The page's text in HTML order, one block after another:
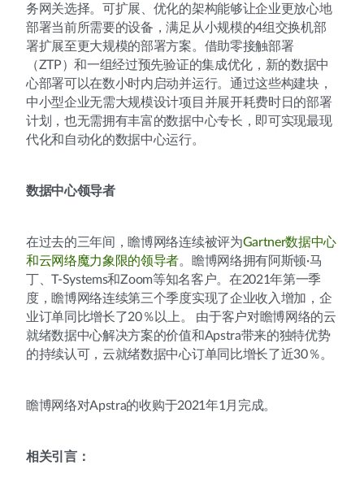
务网关选择。可扩展、优化的架构能够让企业更放心地
部署当前所需要的设备，满足从小规模的4组交换机部
署扩展至更大规模的部署方案。借助零接触部署
（ZTP）和一组经过预先验证的集成优化，新的数据中
心部署可以在数小时内启动并运行。通过这些构建块，
中小型企业无需大规模设计项目并展开耗费时日的部署
计划，也无需拥有丰富的数据中心专长，即可实现最现
代化和自动化的数据中心运行。
数据中心领导者
在过去的三年间，瞻博网络连续被评为Gartner数据中心
和云网络魔力象限的领导者。瞻博网络拥有阿斯顿·马
丁、T-Systems和Zoom等知名客户。在2021年第一季
度，瞻博网络连续第三个季度实现了企业收入增加，企
业订单同比增长了20％以上。 由于客户对瞻博网络的云
就绪数据中心解决方案的价值和Apstra带来的独特优势
的持续认可，云就绪数据中心订单同比增长了近30％。
瞻博网络对Apstra的收购于2021年1月完成。
相关引言：